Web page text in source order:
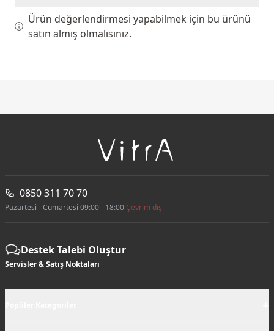
Ürün değerlendirmesi yapabilmek için bu ürünü
satın almış olmalısınız.
0850 311 70 70
Pazartesi - Cumartesi 09:00 - 18:00Çevrim dışı
Destek Talebi Oluştur
Servisler & Satış Noktaları